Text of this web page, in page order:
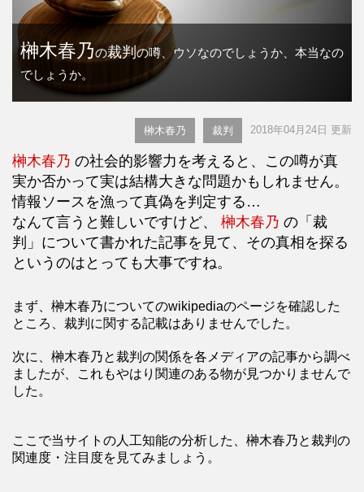
榊木春乃の裁判の噂、ウソなのでしょうか、本当なの
でしょうか。
榊木春乃 裁判 2018年04月24日 更新
榊木春乃 の社会的影響力を考えると、この噂が真
実か否かって実は結構大きな問題かもしれません。
情報ソースを漁って真偽を判定する…
なんて言うと難しいですけど、 榊木春乃 の「裁
判」について書かれた記事を見て、その真相を探る
というのはとっても大事ですね。
まず、榊木春乃についてのwikipediaのページを確認した
ところ、裁判に関する記載はありませんでした。
次に、榊木春乃と裁判の関係を各メディアの記事から調べ
ましたが、これもやはり関連のある物が見つかりませんで
した。
ここで当サイトの人工知能の分析した、榊木春乃と裁判の
関連度・注目度を見てみましょう。